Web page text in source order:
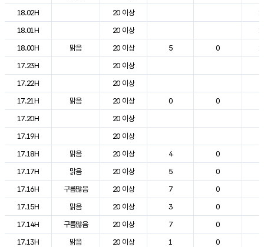
18.02H
20 이상
18.01H
20 이상
18.00H
맑음 20 이상 5 0
17.23H
20 이상
17.22H
20 이상
17.21H
맑음 20 이상 0 0
17.20H
20 이상
17.19H
20 이상
17.18H
맑음 20 이상 4 0
17.17H
맑음 20 이상 5 0
17.16H
구름많음 20 이상 7 0
17.15H
맑음 20 이상 3 0
17.14H
구름많음 20 이상 7 0
17.13H
맑음 20 이상 1 0